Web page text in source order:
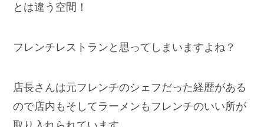
とは違う空間！
フレンチレストランと思ってしまいますよね？
店長さんは元フレンチのシェフだった経歴がある
ので店内もそしてラーメンもフレンチのいい所が